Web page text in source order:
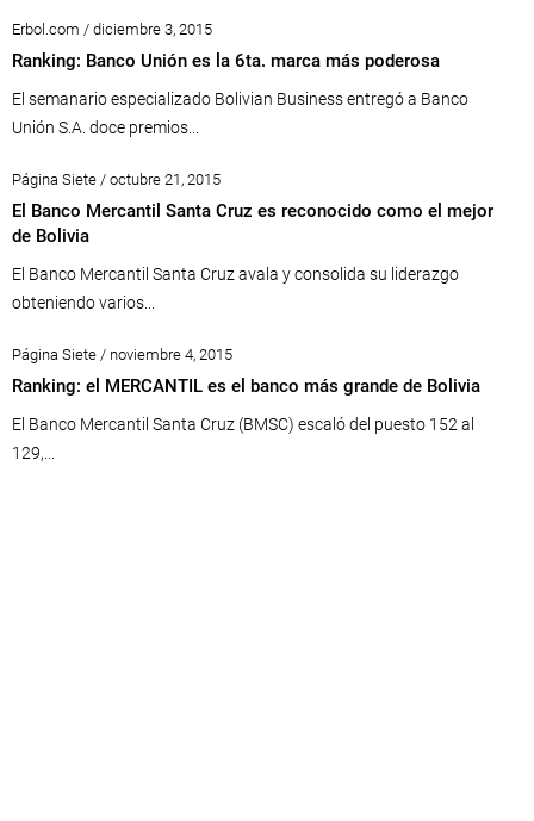
Erbol.com / diciembre 3, 2015
Ranking: Banco Unión es la 6ta. marca más poderosa
El semanario especializado Bolivian Business entregó a Banco
Unión S.A. doce premios...
Página Siete / octubre 21, 2015
El Banco Mercantil Santa Cruz es reconocido como el mejor
de Bolivia
El Banco Mercantil Santa Cruz avala y consolida su liderazgo
obteniendo varios...
Página Siete / noviembre 4, 2015
Ranking: el MERCANTIL es el banco más grande de Bolivia
El Banco Mercantil Santa Cruz (BMSC) escaló del puesto 152 al
129,...